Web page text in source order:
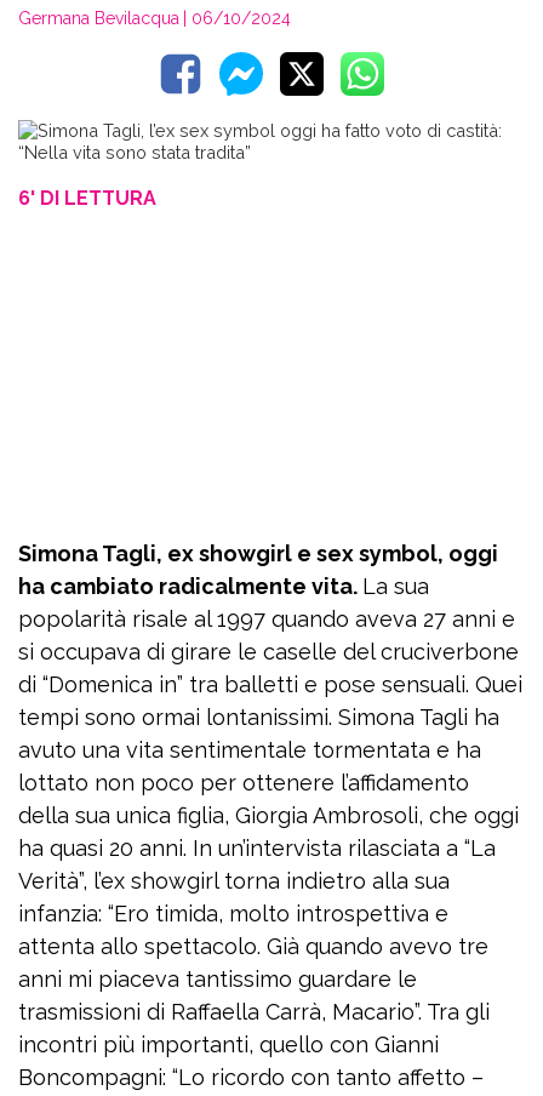
Germana Bevilacqua | 06/10/2024
6' DI LETTURA
Simona Tagli, ex showgirl e sex symbol, oggi
ha cambiato radicalmente vita. La sua
popolarità risale al 1997 quando aveva 27 anni e
si occupava di girare le caselle del cruciverbone
di “Domenica in” tra balletti e pose sensuali. Quei
tempi sono ormai lontanissimi. Simona Tagli ha
avuto una vita sentimentale tormentata e ha
lottato non poco per ottenere l’affidamento
della sua unica figlia, Giorgia Ambrosoli, che oggi
ha quasi 20 anni. In un’intervista rilasciata a “La
Verità”, l’ex showgirl torna indietro alla sua
infanzia: “Ero timida, molto introspettiva e
attenta allo spettacolo. Già quando avevo tre
anni mi piaceva tantissimo guardare le
trasmissioni di Raffaella Carrà, Macario”. Tra gli
incontri più importanti, quello con Gianni
Boncompagni: “Lo ricordo con tanto affetto –